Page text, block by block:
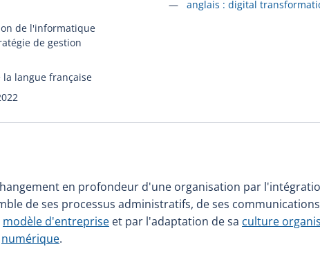
de l'informatique
de gestion
langue française
Accéder à la fiche en
anglais : digital
en profondeur d'une organisation par
de ses processus administratifs, de ses
modèle d'entreprise et par l'adaptation de sa culture
numérique.